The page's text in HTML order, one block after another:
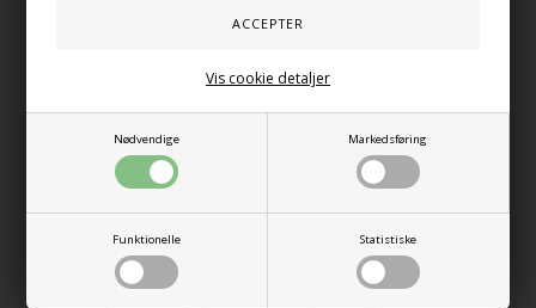
Nødvendige Markedsføring
Funktionelle Statistiske
Vis cookie detaljer
skabes en omsluttende fornemmelse, der minder om et
til børn
At vælge det rette tyngdetæppe til børn kræver omtanke
og viden om barnets specifikke behov. Den generelle
barnets kropsvægt, plus evt. 1-2 kg. Ved søvnproblemer
hos børn kan et tyngdetæppe være en tryg og
beroligende hjælp. Mange børn med følsomhed over for
stimuli eller sensoriske udfordringer oplever stor gavn af